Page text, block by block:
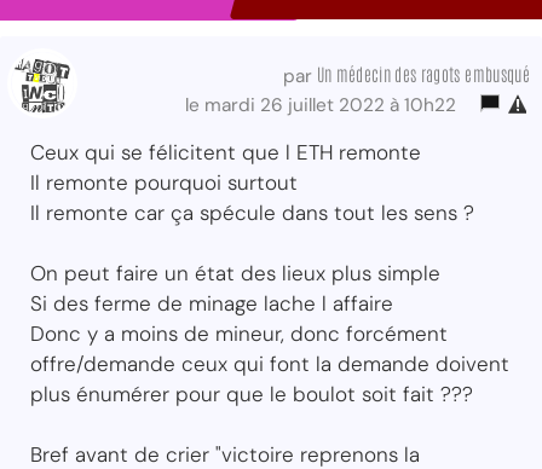
par Un médecin des ragots embusqué
le mardi 26 juillet 2022 à 10h22
Ceux qui se félicitent que l ETH remonte
Il remonte pourquoi surtout
Il remonte car ça spécule dans tout les sens ?
On peut faire un état des lieux plus simple
Si des ferme de minage lache l affaire
Donc y a moins de mineur, donc forcément
offre/demande ceux qui font la demande doivent
plus énumérer pour que le boulot soit fait ???
Bref avant de crier "victoire reprenons la